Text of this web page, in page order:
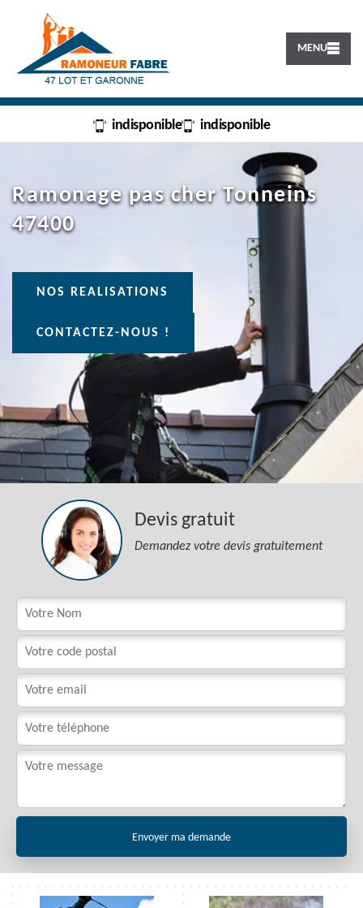
MENU
indisponible indisponible
Ramonage pas cher Tonneins
47400
NOS REALISATIONS
CONTACTEZ-NOUS !
Devis gratuit
Demandez votre devis gratuitement